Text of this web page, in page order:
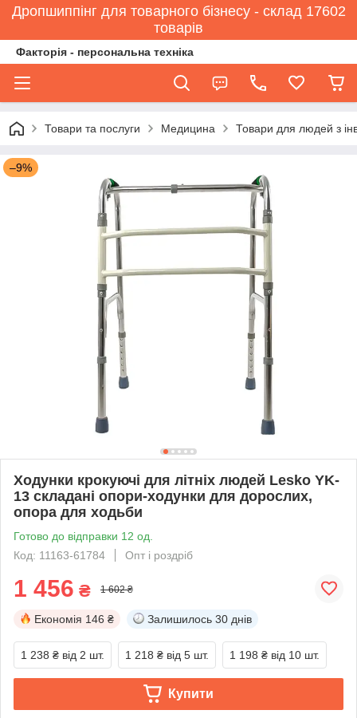
Дропшиппінг для товарного бізнесу - склад 17602
товарів
Факторія - персональна техніка
Товари та послуги Медицина Товари для людей з
–9%
Ходунки крокуючі для літніх людей Lesko YK-
13 складані опори-ходунки для дорослих,
опора для ходьби
Готово до відправки 12 од.
Код: 11163-61784
Опт і роздріб
1 456 ₴ 1 602 ₴
Економія 146 ₴ Залишилось 30 днів
1 238 ₴ від 2 шт. 1 218 ₴ від 5 шт. 1 198 ₴ від 10 шт.
Купити